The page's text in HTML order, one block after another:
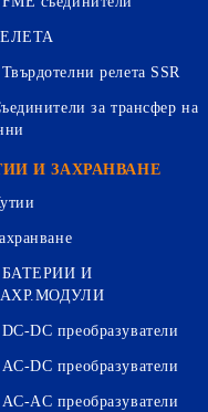
Твърдотелни релета SSR
за трансфер на
И ЗАХРАНВАНЕ
БАТЕРИИ И
DC-DC преобразуватели
AC-DC преобразуватели
AC-AC преобразуватели